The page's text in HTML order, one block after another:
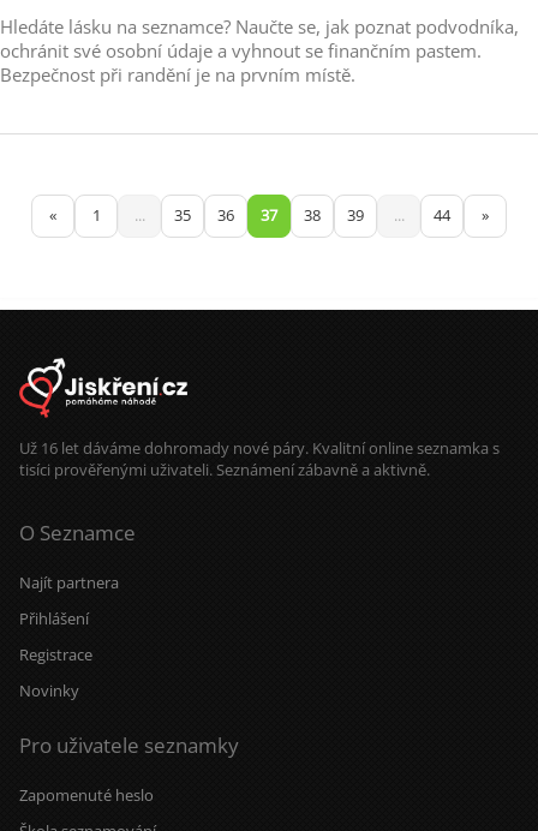
Hledáte lásku na seznamce? Naučte se, jak poznat podvodníka,
ochránit své osobní údaje a vyhnout se finančním pastem.
Bezpečnost při randění je na prvním místě.
« 1 ... 35 36 37 38 39 ... 44 »
Už 16 let dáváme dohromady nové páry. Kvalitní online seznamka s
tisíci prověřenými uživateli. Seznámení zábavně a aktivně.
O Seznamce
Najít partnera
Přihlášení
Registrace
Novinky
Pro uživatele seznamky
Zapomenuté heslo